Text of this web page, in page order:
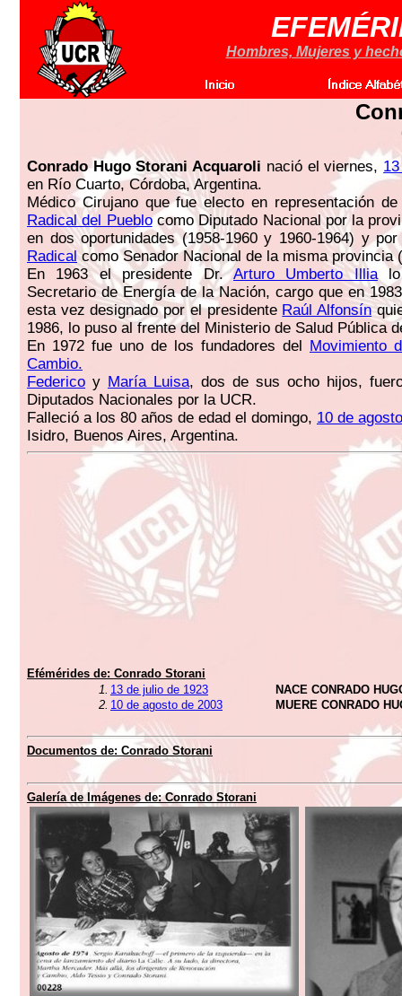
Hombres, Mujeres y
Conrado Hugo Storani Acquaroli nació el viernes,
en Río Cuarto, Córdoba, Argentina.
Médico Cirujano que fue electo en representación
Radical del Pueblocomo Diputado Nacional por la
en dos oportunidades (1958-1960 y 1960-1964) y
Radicalcomo Senador Nacional de la misma provincia
En 1963 el presidente Dr.Arturo Umberto Illialo
Secretario de Energía de la Nación, cargo que en
esta vez designado por el presidente Raúl Alfonsín
1986, lo puso al frente del Ministerio de Salud Pública
En 1972 fue uno de los fundadores del Movimiento
Cambio.
Federico y María Luisa, dos de sus ocho hijos,
Diputados Nacionales por la UCR.
Falleció a los 80 años de edad el domingo, 10 de
Isidro, Buenos Aires, Argentina.
Efémérides de: Conrado Storani
1. 13 de julio de 1923
NACE CONRADO
2. 10 de agosto de 2003 MUERE CONRADO
Documentos de: Conrado Storani
Galería de Imágenes de:Conrado Storani